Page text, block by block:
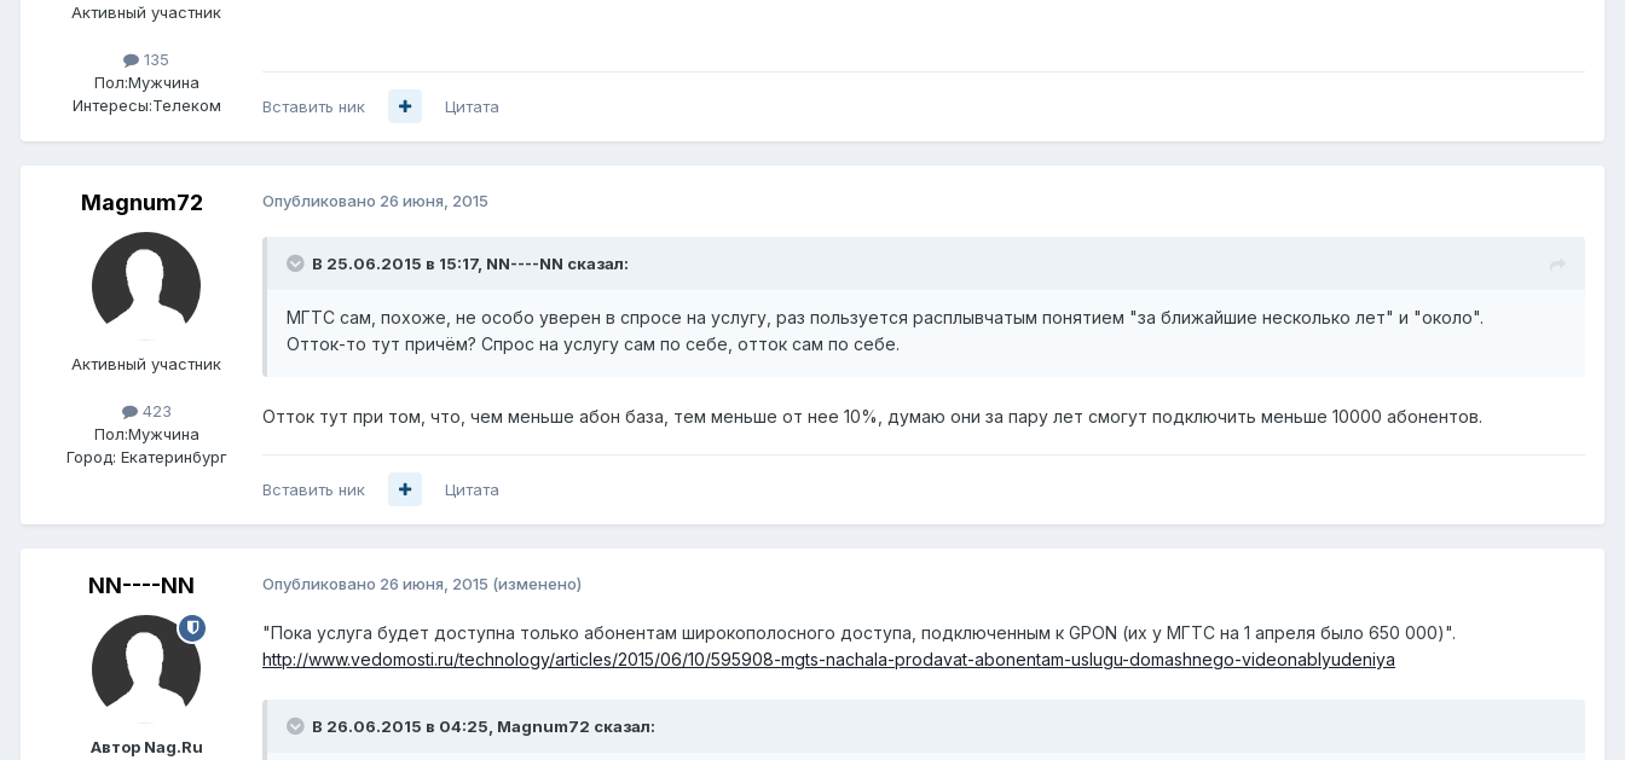
Активный участник
135
Пол:Мужчина
Интересы:Телеком Вставить ник Цитата
Magnum72
Активный участник
423
Пол:Мужчина
Город: Екатеринбург
Опубликовано 26 июня, 2015
В 25.06.2015 в 15:17, NN----NN сказал:
МГТС сам, похоже, не особо уверен в спросе на услугу, раз пользуется расплывчатым понятием "за ближайшие несколько лет" и "около".
Отток-то тут причём? Спрос на услугу сам по себе, отток сам по себе.
Отток тут при том, что, чем меньше абон база, тем меньше от нее 10%, думаю они за пару лет смогут подключить меньше 10000 абонентов.
Вставить ник Цитата
NN----NN
Автор Nag.Ru
Опубликовано 26 июня, 2015 (изменено)
"Пока услуга будет доступна только абонентам широкополосного доступа, подключенным к GPON (их у МГТС на 1 апреля было 650 000)".
http://www.vedomosti.ru/technology/articles/2015/06/10/595908-mgts-nachala-prodavat-abonentam-uslugu-domashnego-videonablyudeniya
В 26.06.2015 в 04:25, Magnum72 сказал: